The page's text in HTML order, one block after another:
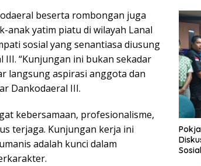
beserta rombongan juga
anak yatim piatu di wilayah Lanal
sosial yang senantiasa diusung
“Kunjungan ini bukan sekadar
langsung aspirasi anggota dan
Dankodaeral III.
kebersamaan, profesionalisme,
terjaga. Kunjungan kerja ini
adalah kunci dalam
Sosial